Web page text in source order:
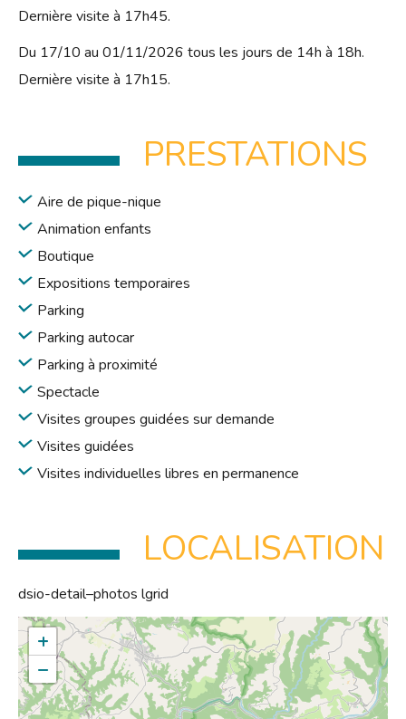
Dernière visite à 17h45.
Du 17/10 au 01/11/2026 tous les jours de 14h à 18h.
Dernière visite à 17h15.
PRESTATIONS
Aire de pique-nique
Animation enfants
Boutique
Expositions temporaires
Parking
Parking autocar
Parking à proximité
Spectacle
Visites groupes guidées sur demande
Visites guidées
Visites individuelles libres en permanence
LOCALISATION
dsio-detail–photos lgrid
+
−